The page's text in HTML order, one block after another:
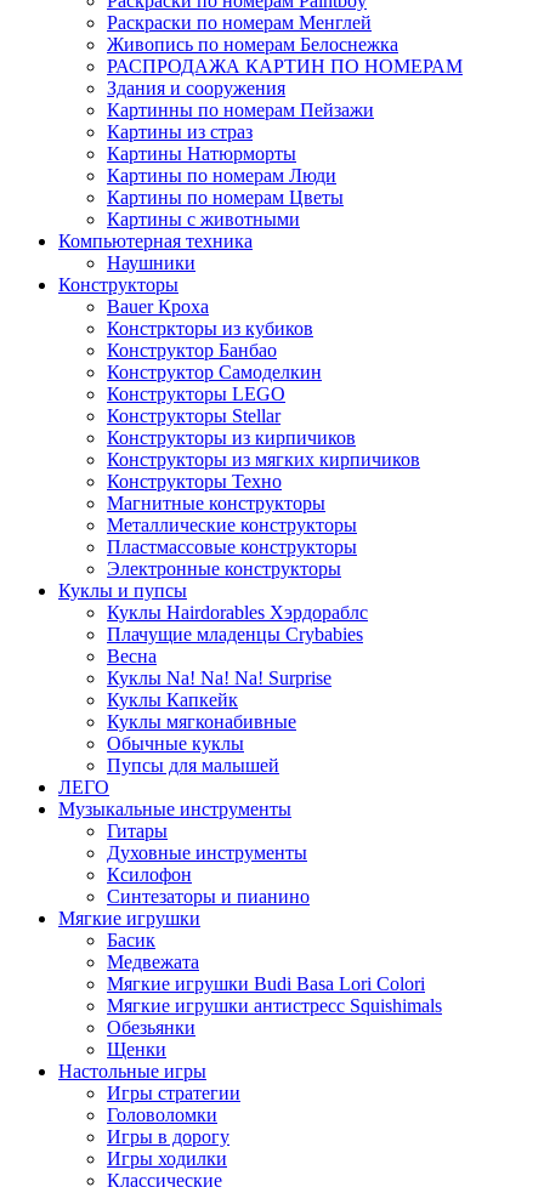
Раскраски по номерам Менглей
Живопись по номерам Белоснежка
РАСПРОДАЖА КАРТИН ПО НОМЕРАМ
Здания и сооружения
Картинны по номерам Пейзажи
Картины из страз
Картины Натюрморты
Картины по номерам Люди
Картины по номерам Цветы
Картины с животными
Компьютерная техника
Наушники
Конструкторы
Bauer Кроха
Констркторы из кубиков
Конструктор Банбао
Конструктор Самоделкин
Конструкторы LEGO
Конструкторы Stellar
Конструкторы из кирпичиков
Конструкторы из мягких кирпичиков
Конструкторы Техно
Магнитные конструкторы
Металлические конструкторы
Пластмассовые конструкторы
Электронные конструкторы
Куклы и пупсы
Куклы Hairdorables Хэрдораблс
Плачущие младенцы Crybabies
Весна
Куклы Na! Na! Na! Surprise
Куклы Капкейк
Куклы мягконабивные
Обычные куклы
Пупсы для малышей
ЛЕГО
Музыкальные инструменты
Гитары
Духовные инструменты
Ксилофон
Синтезаторы и пианино
Мягкие игрушки
Басик
Медвежата
Мягкие игрушки Budi Basa Lori Colori
Мягкие игрушки антистресс Squishimals
Обезьянки
Щенки
Настольные игры
Игры стратегии
Головоломки
Игры в дорогу
Игры ходилки
Классические